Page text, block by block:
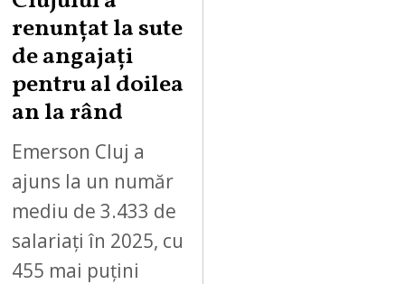
renunțat la sute
de angajați
pentru al doilea
an la rând
Emerson Cluj a
ajuns la un număr
mediu de 3.433 de
salariați în 2025, cu
455 mai puțini